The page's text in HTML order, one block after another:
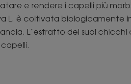
e rendere i capelli più
L. è coltivata biologicamente
L’estratto dei suoi